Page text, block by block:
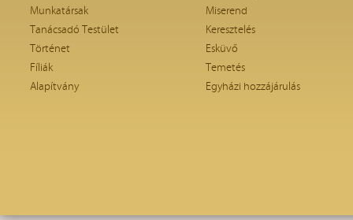
Munkatársak
Tanácsadó Testület
Történet
Fíliák
Alapítvány
Miserend
Keresztelés
Esküvő
Temetés
Egyházi hozzájárulás